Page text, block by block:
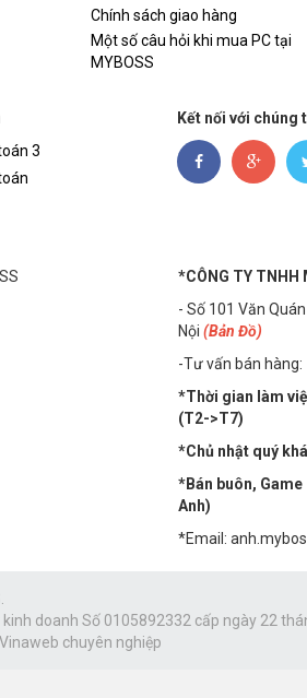
Chính sách giao hàng
Một số câu hỏi khi mua PC tại
MYBOSS
Kết nối với chúng
*CÔNG TY TNHH
- Số 101 Văn
Nội (Bản Đồ)
-Tư vấn bán hàng:
*Thời gian làm
(T2->T7)
*Chủ nhật quý
*Bán buôn, Game
Anh)
*Email:
doanh Số 0105892332 cấp ngày 22
chuyên nghiệp